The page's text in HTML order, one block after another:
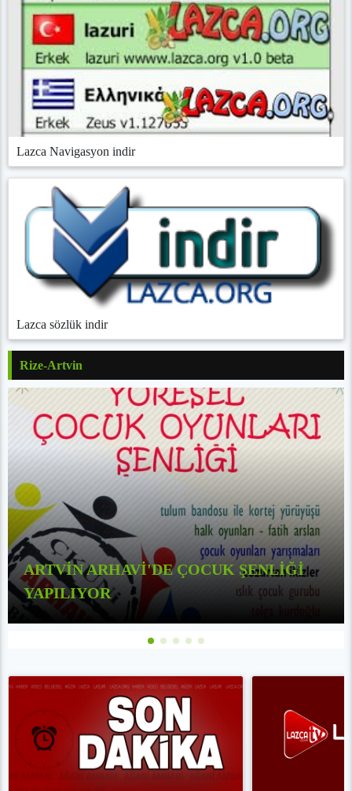
Lazca Navigasyon indir
Lazca sözlük indir
Rize-Artvin
ARTVİN ARHAVİ'DE ÇOCUK ŞENLİĞİ
YAPILIYOR